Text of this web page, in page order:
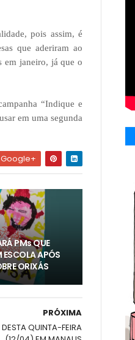
pois assim, é
que aderiram ao
em janeiro, já que o
“Indique e
em uma segunda
Google+
PMs QUE
ESCOLA APÓS
ORIXÁS
PRÓXIMA
QUINTA-FEIRA